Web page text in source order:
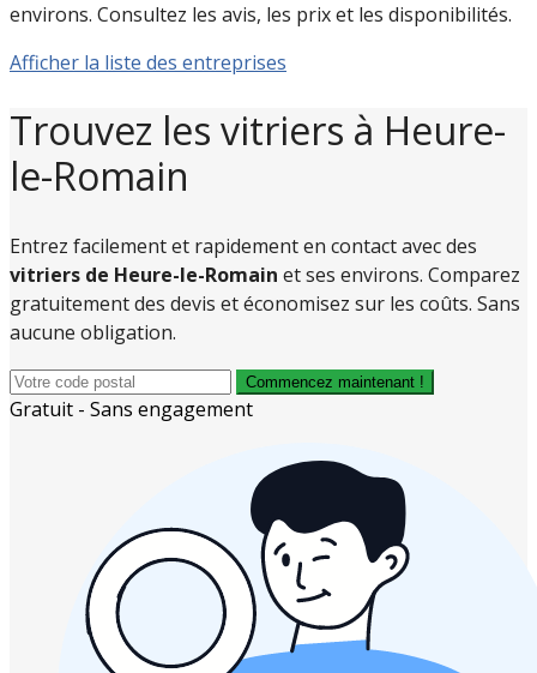
environs. Consultez les avis, les prix et les disponibilités.
Afficher la liste des entreprises
Trouvez les vitriers à Heure-
le-Romain
Entrez facilement et rapidement en contact avec des
vitriers de Heure-le-Romain et ses environs. Comparez
gratuitement des devis et économisez sur les coûts. Sans
aucune obligation.
Commencez maintenant !
Gratuit - Sans engagement